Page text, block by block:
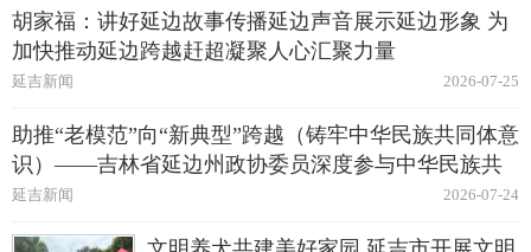
胡家福：讲好延边故事传播延边声音展示延边形象 为
加快推动延边跨越赶超凝聚人心汇聚力量
2026-07-25
延吉新闻
助推“老模范”向“新典型”跨越（铸牢中华民族共同体意
识）——吉林省延边州政协委员深度参与中华民族共
同体建设纪实
2026-07-24
延吉新闻